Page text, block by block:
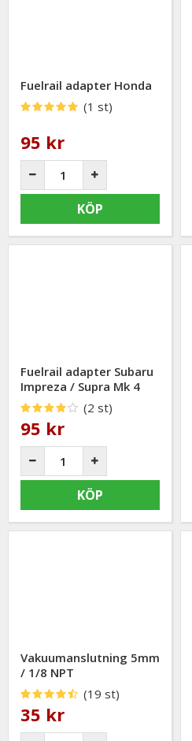
Fuelrail adapter Honda
(1 st)
95 kr
KÖP
Fuelrail adapter Subaru
Impreza / Supra Mk 4
(2 st)
95 kr
KÖP
Vakuumanslutning 5mm
/ 1/8 NPT
(19 st)
35 kr